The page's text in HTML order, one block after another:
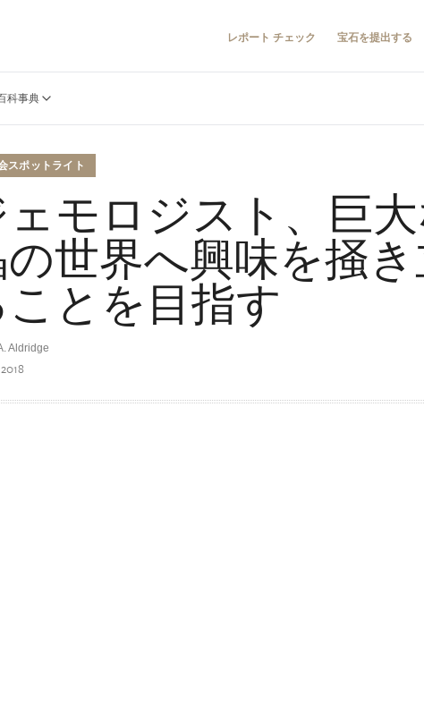
レポート チェック 宝石を提出する
科事典
スポットライト
ェモロジスト、巨
世界へ興味を掻き
ことを目指す
Aldridge